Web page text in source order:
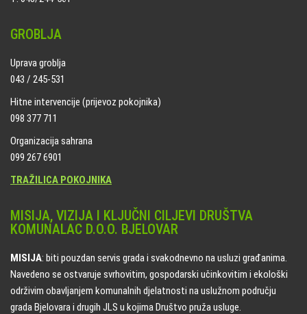
GROBLJA
Uprava groblja
043 / 245-531
Hitne intervencije (prijevoz pokojnika)
098 377 711
Organizacija sahrana
099 267 6901
TRAŽILICA POKOJNIKA
MISIJA, VIZIJA I KLJUČNI CILJEVI DRUŠTVA
KOMUNALAC D.O.O. BJELOVAR
MISIJA: biti pouzdan servis grada i svakodnevno na usluzi građanima.
Navedeno se ostvaruje svrhovitim, gospodarski učinkovitim i ekološki
održivim obavljanjem komunalnih djelatnosti na uslužnom području
grada Bjelovara i drugih JLS u kojima Društvo pruža usluge.